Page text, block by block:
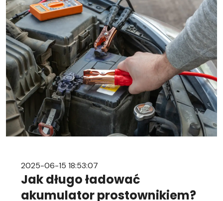
niezależnie od Twojego doświadczenia w
mechanice samochodowej. Objawy
rozładowanego akumulatora Rozładowanie
akumulatora w aucie to problem, którego żaden
kierowca […]
2025-06-15 18:53:07
Jak długo ładować
akumulator prostownikiem?